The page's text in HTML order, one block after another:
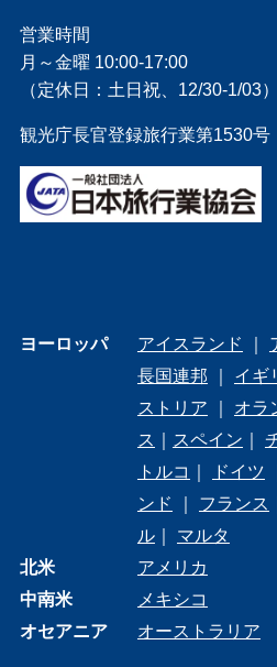
営業時間
月～金曜 10:00-17:00
（定休日：土日祝、12/30-1/03）
観光庁長官登録旅行業第1530号
ヨーロッパ アイスランド
長国連邦
イギ
ストリア
オラ
ス
スペイン
トルコ
ドイツ
ンド
フランス
ル｜ マルタ
北米
アメリカ
中南米
メキシコ
オセアニア
オーストラリア